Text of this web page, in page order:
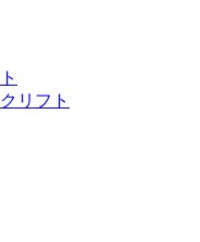
リフト